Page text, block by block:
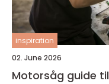
inspiration
02. June 2026
Motorsåg guide till rätt val, säker